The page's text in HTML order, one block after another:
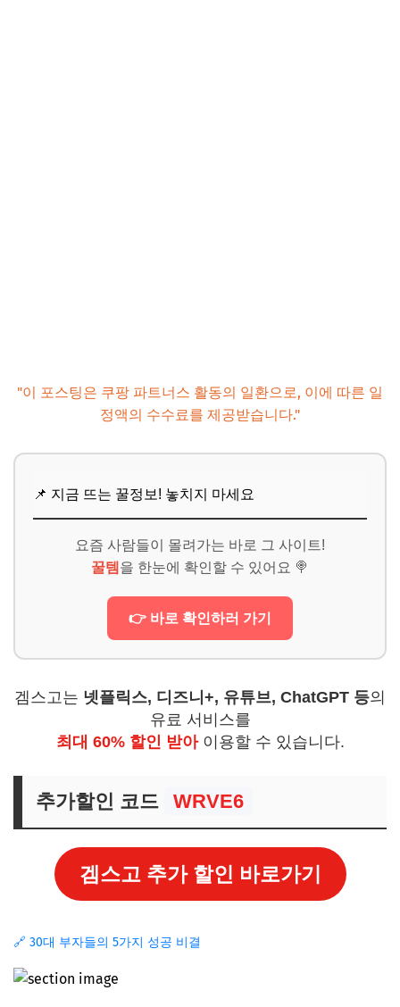
"이 포스팅은 쿠팡 파트너스 활동의 일환으로, 이에 따른 일
정액의 수수료를 제공받습니다."
📌 지금 뜨는 꿀정보! 놓치지 마세요
요즘 사람들이 몰려가는 바로 그 사이트!
꿀템 을 한눈에 확인할 수 있어요 🍭
👉 바로 확인하러 가기
겜스고는 넷플릭스, 디즈니+, 유튜브, ChatGPT 등의
유료 서비스를
최대 60% 할인 받아이용할 수 있습니다.
추가할인 코드 WRVE6
겜스고 추가 할인 바로가기
🔗 30대 부자들의 5가지 성공 비결